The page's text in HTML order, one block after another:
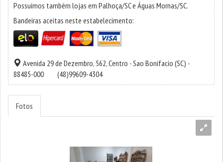
Possuímos também lojas em Palhoça/SC e Águas Mornas/SC.
Bandeiras aceitas neste estabelecimento:
Avenida 29 de Dezembro, 562,Centro -Sao Bonifacio (SC) -
88485-000
(48)99609-4304
Fotos